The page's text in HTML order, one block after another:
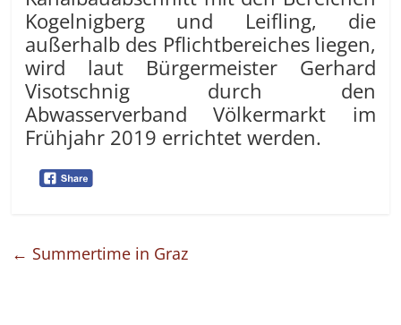
Kogelnigberg und Leifling, die
außerhalb des Pflichtbereiches liegen,
wird laut Bürgermeister Gerhard
Visotschnig durch den
Abwasserverband Völkermarkt im
Frühjahr 2019 errichtet werden.
← Summertime in Graz